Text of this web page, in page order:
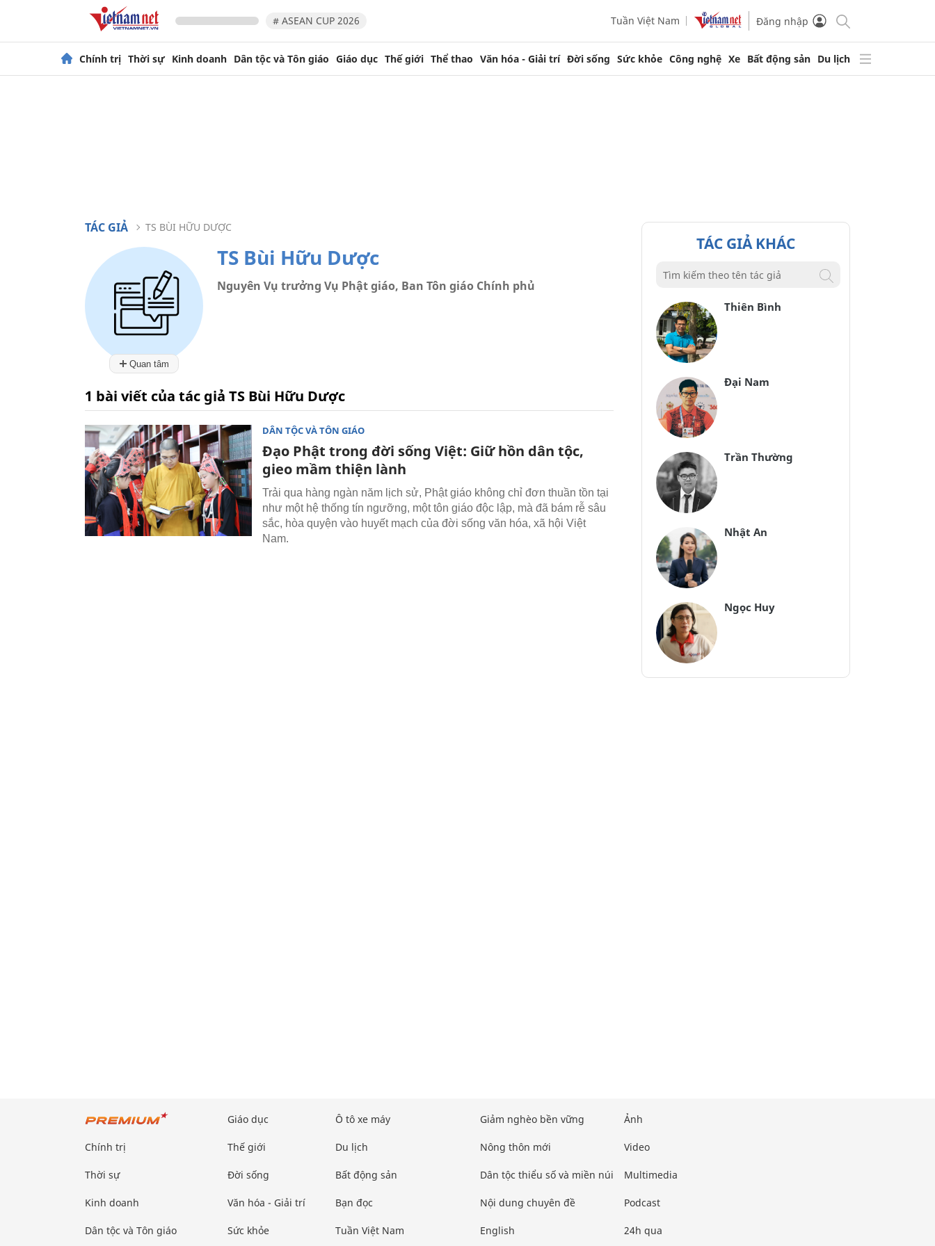
# ASEAN CUP 2026 Tuần Việt Nam Đăng nhập
Chính trị Thời sự Kinh doanh Dân tộc và Tôn giáo Giáo dục Thế giới Thể thao Văn hóa - Giải trí Đời sống Sức khỏe Công nghệ Xe Bất động sản Du lịch
TÁC GIẢ TS BÙI HỮU DƯỢC
Quan tâm
TS Bùi Hữu Dược
Nguyên Vụ trưởng Vụ Phật giáo, Ban Tôn giáo Chính phủ
1 bài viết của tác giả TS Bùi Hữu Dược
DÂN TỘC VÀ TÔN GIÁO
Đạo Phật trong đời sống Việt: Giữ hồn dân tộc,
gieo mầm thiện lành
Trải qua hàng ngàn năm lịch sử, Phật giáo không chỉ đơn thuần tồn tại
như một hệ thống tín ngưỡng, một tôn giáo độc lập, mà đã bám rễ sâu
sắc, hòa quyện vào huyết mạch của đời sống văn hóa, xã hội Việt
Nam.
TÁC GIẢ KHÁC
Thiên Bình
Đại Nam
Trần Thường
Nhật An
Ngọc Huy
Chính trị
Thời sự
Kinh doanh
Dân tộc và Tôn giáo
Giáo dục
Thế giới
Đời sống
Văn hóa - Giải trí
Sức khỏe
Ô tô xe máy
Du lịch
Bất động sản
Bạn đọc
Tuần Việt Nam
Giảm nghèo bền vững
Nông thôn mới
Dân tộc thiểu số và miền núi
Nội dung chuyên đề
English
Ảnh
Video
Multimedia
Podcast
24h qua